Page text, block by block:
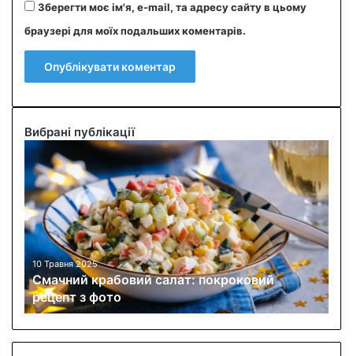
Зберегти моє ім'я, e-mail, та адресу сайту в цьому
браузері для моїх подальших коментарів.
Вибрані публікації
С
м
ч
н
и
й
к
р
а
б
о
в
10 Травня 2025
Смачний крабовий салат: покроковий
рецепт з фото